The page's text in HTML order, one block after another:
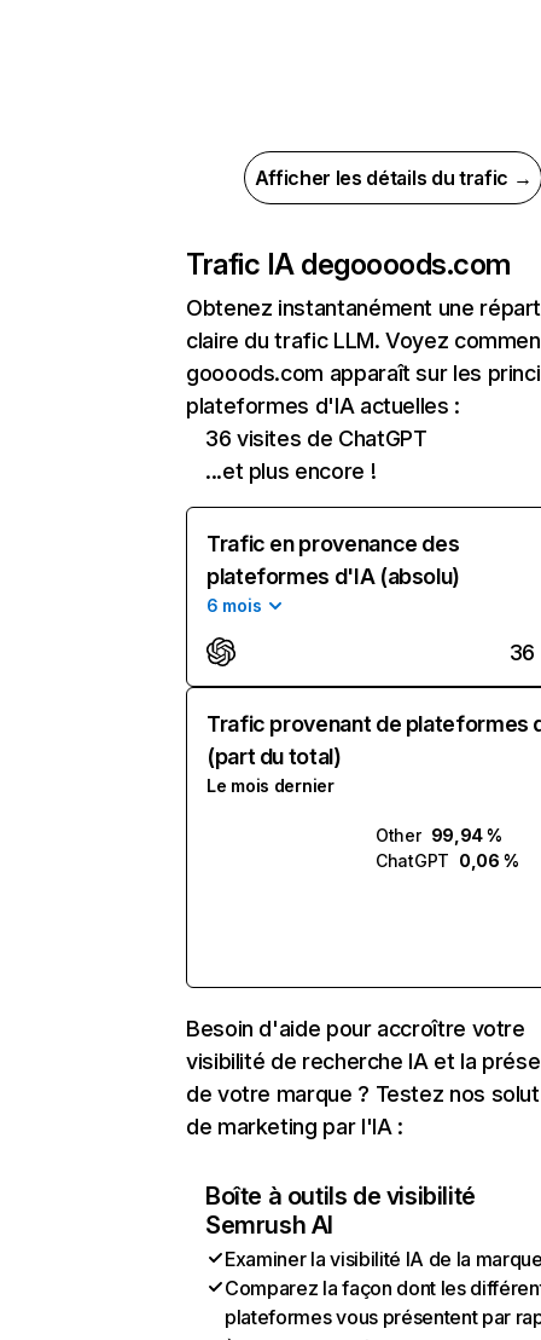
Afficher les détails du trafic →
Trafic IA degoooods.com
Obtenez instantanément une
claire du trafic LLM. Voyez
goooods.com apparaît sur les
plateformes d'IA actuelles :
36 visites de ChatGPT
...et plus encore !
Trafic en provenance des
plateformes d'IA (absolu)
6 mois
36
Trafic provenant de plateformes
(part du total)
Le mois dernier
Other 99,94 %
ChatGPT 0,06 %
Besoin d'aide pour accroître votre
visibilité de recherche IA et la
de votre marque ? Testez nos
de marketing par l'IA :
Boîte à outils de visibilité
Semrush AI
Examiner la visibilité IA de la
Comparez la façon dont les
plateformes vous présentent par